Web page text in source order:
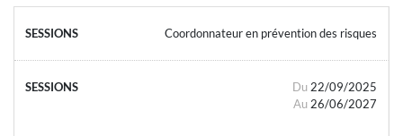
Coordonnateur en prévention des risques
Du 22/09/2025
Au 26/06/2027